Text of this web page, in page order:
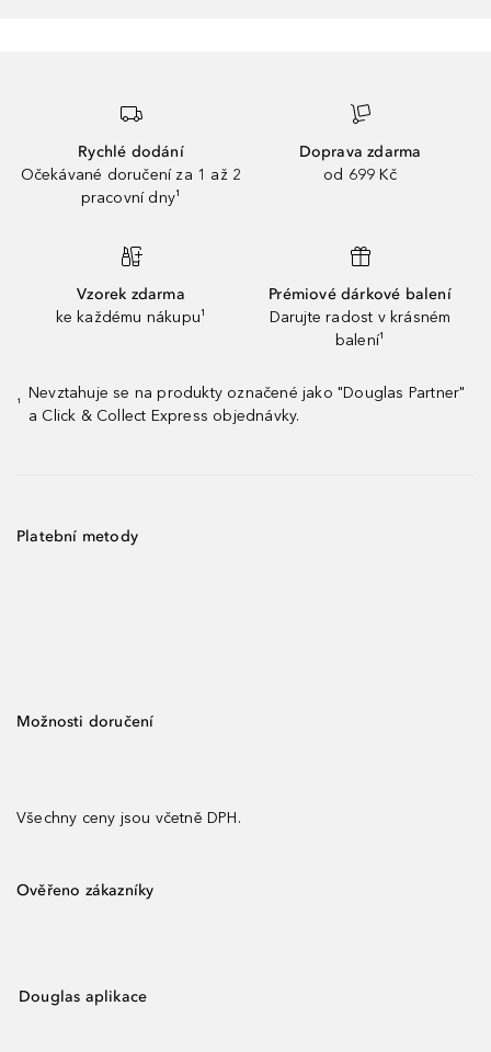
Rychlé dodání
Očekávané doručení za 1 až 2
pracovní dny¹
Doprava zdarma
od 699 Kč
Vzorek zdarma
ke každému nákupu¹
Prémiové dárkové balení
Darujte radost v krásném
balení¹
¹
Nevztahuje se na produkty označené jako "Douglas Partner"
a Click & Collect Express objednávky.
Platební metody
Možnosti doručení
Všechny ceny jsou včetně DPH.
Ověřeno zákazníky
Douglas aplikace